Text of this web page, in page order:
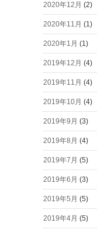
2020年12月 (2)
2020年11月 (1)
2020年1月 (1)
2019年12月 (4)
2019年11月 (4)
2019年10月 (4)
2019年9月 (3)
2019年8月 (4)
2019年7月 (5)
2019年6月 (3)
2019年5月 (5)
2019年4月 (5)